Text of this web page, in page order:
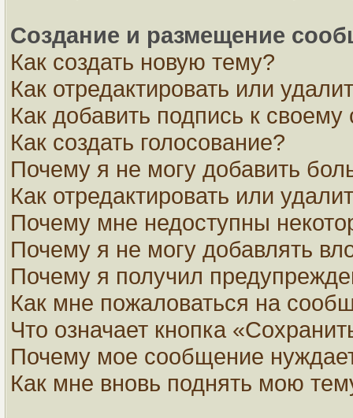
Создание и размещение
Как создать новую тему?
Как отредактировать или
Как добавить подпись к
Как создать голосование?
Почему я не могу добавить
Как отредактировать или
Почему мне недоступны
Почему я не могу добавлять
Почему я получил
Как мне пожаловаться на
Что означает кнопка
Почему мое сообщение
Как мне вновь поднять мою